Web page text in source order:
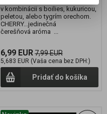
v kombinácii s boilies, kukuricou,
peletou, alebo tygrím orechom.
CHERRY...jedinečná
čerešňová aróma ...
6,99 EUR7,99 EUR
5,683 EUR (Vaša cena bez DPH:)
Pridať do košíka